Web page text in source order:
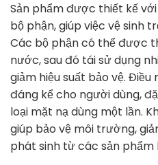
Sản phẩm được thiết kế
bộ phận, giúp việc vệ sinh
Các bộ phận có thể được
nước, sau đó tái sử dụng
giảm hiệu suất bảo vệ.
đáng kể cho người dùng,
loại mặt nạ dùng một lần.
giúp bảo vệ môi trường,
phát sinh từ các sản phẩm